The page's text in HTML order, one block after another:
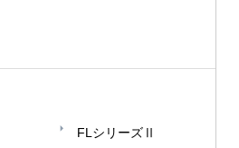
FLシリーズⅡ